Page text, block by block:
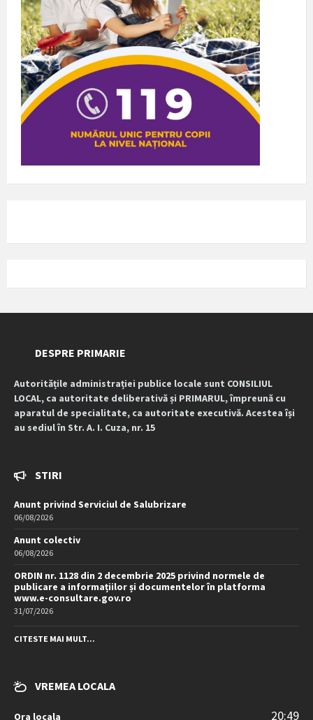
DESPRE PRIMARIE
Autoritățile administrației publice locale sunt CONSILIUL
LOCAL, ca autoritate deliberativă și PRIMARUL, împreună cu
aparatul de specialitate, ca autoritate executivă. Acestea își
au sediul în Str. A. I. Cuza, nr. 15
STIRI
Anunt privind Serviciul de Salubrizare
06/08/2026
Anunt colectiv
06/08/2026
ORDIN nr. 1128 din 2 decembrie 2025 privind normele de
publicare a informațiilor și documentelor în platforma
www.e-consultare.gov.ro
31/07/2026
CITESTE MAI MULT...
VREMEA LOCALA
Ora locala 20:49